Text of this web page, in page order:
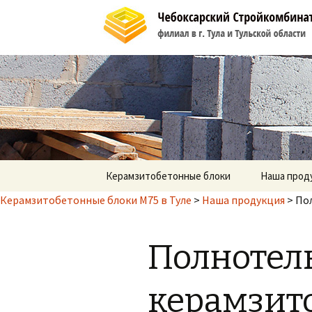
Продажа
Перейти к содержимому
Керамзитобетонные блоки Наша
Керамзитобетонные блоки М75 в Туле > Наша продукция >